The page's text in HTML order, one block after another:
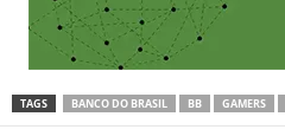
TAGS BANCO DO BRASIL BB GAMERS